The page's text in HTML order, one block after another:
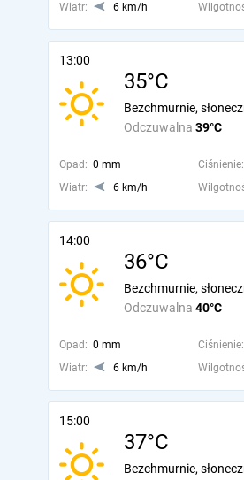
Wiatr:
6 km/h
13:00
35°C
Odczuwalna 39°C
Bezchmurnie,
Opad: 0 mm Ciśnienie:
Wiatr:
6 km/h
14:00
36°C
Odczuwalna 40°C
Bezchmurnie,
Opad: 0 mm Ciśnienie:
Wiatr:
6 km/h
15:00
37°C
Bezchmurnie,